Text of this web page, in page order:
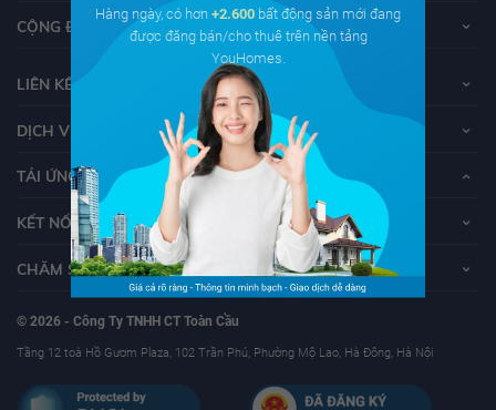
CỘNG ĐỒNG YOUHOMERS
LIÊN KẾT
DỊCH VỤ KHÁCH HÀNG
TẢI ỨNG DỤNG YOUHOMES
KẾT NỐI VỚI YOUHOMES
CHĂM SÓC KHÁCH HÀNG
© 2026 - Công Ty TNHH CT Toàn Cầu
Tầng 12 toà Hồ Gươm Plaza, 102 Trần Phú, Phường Mộ Lao, Hà Đông, Hà Nội
Hàng ngày, có hơn +2.600 bất động sản mới đang
được đăng bán/cho thuê trên nền tảng
YouHomes.